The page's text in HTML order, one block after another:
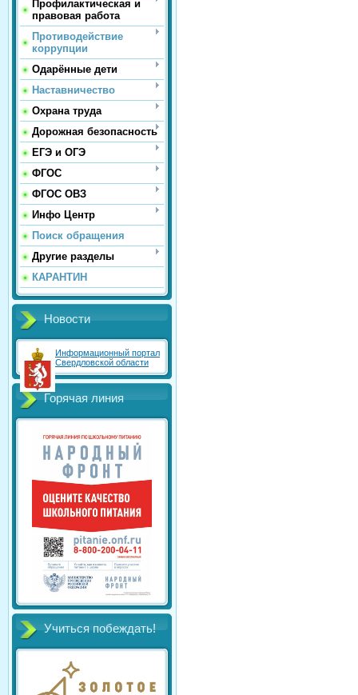
Профилактическая и
правовая работа
Противодействие
коррупции
Одарённые дети
Наставничество
Охрана труда
Дорожная безопасность
ЕГЭ и ОГЭ
ФГОС
ФГОС ОВЗ
Инфо Центр
Поиск обращения
Другие разделы
КАРАНТИН
Новости
Информационный портал
Свердловской области
Горячая линия
Учиться побеждать!